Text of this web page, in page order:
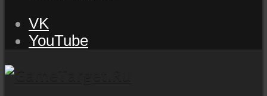
VK
YouTube